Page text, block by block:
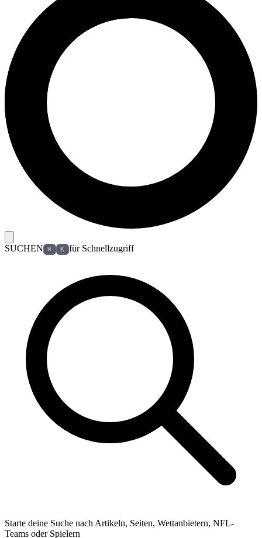
Strafen & Fouls
Schiedsrichter
Football Lexikon
SUCHEN ⌘ K für Schnellzugriff
Starte deine Suche nach Artikeln, Seiten, Wettanbietern, NFL-
Teams oder Spielern